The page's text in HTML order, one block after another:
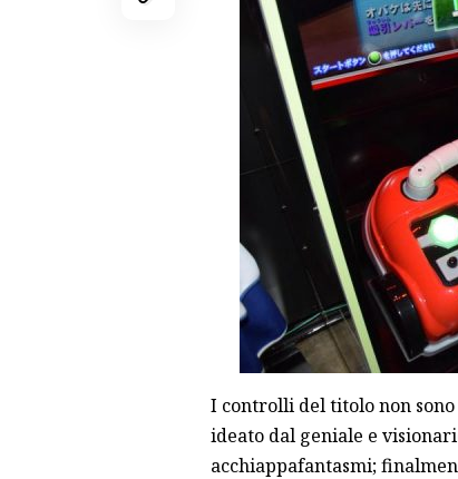
I controlli del titolo non
ideato dal geniale e
acchiappafantasmi;